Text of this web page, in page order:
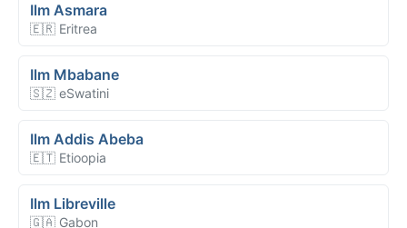
Ilm Asmara
🇪🇷 Eritrea
Ilm Mbabane
🇸🇿 eSwatini
Ilm Addis Abeba
🇪🇹 Etioopia
Ilm Libreville
🇬🇦 Gabon